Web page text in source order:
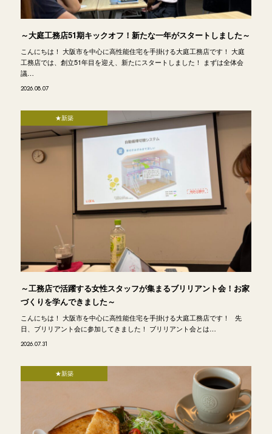
～大庭工務店51期キックオフ！新たな一年がスタートしました～
こんにちは！ 大阪市を中心に高性能住宅を手掛ける大庭工務店です！ 大庭
工務店では、創立51年目を迎え、新たにスタートしました！ まずは全体会
議…
2026.08.07
★新築
～工務店で活躍する女性スタッフが集まるブリリアント会！お家
づくりを学んできました～
こんにちは！ 大阪市を中心に高性能住宅を手掛ける大庭工務店です！ 先
日、ブリリアント会に参加してきました！ ブリリアント会とは…
2026.07.31
★新築